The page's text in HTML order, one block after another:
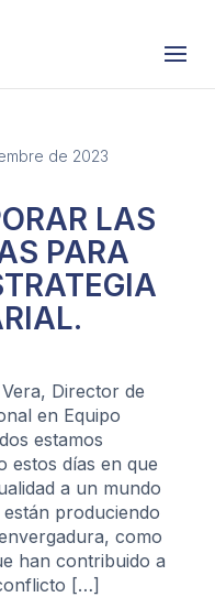
de 2023
LAS
PARA
Director de
en Equipo
estamos
estos días en que
a un mundo
produciendo
como
han contribuido a
[…]